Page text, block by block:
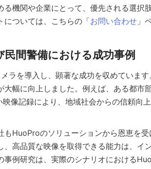
機関や企業にとって、優先される選択
については、こちらの「お問い合わせ 」
ラを導入し、顕著な成功を収めていま
幅に向上しました。例えば、ある都市
像記録により、地域社会からの信頼向
もHuoProのソリューションから恩恵を
高品質な映像を取得できる能力は、イ
例研究は、実際のシナリオにおける